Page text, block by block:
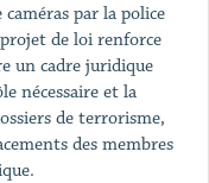
par la police
de loi renforce
un cadre juridique
nécessaire et la
de terrorisme,
des membres